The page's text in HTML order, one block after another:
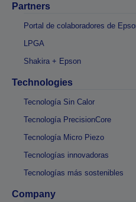
Partners
Portal de colaboradores de
LPGA
Shakira + Epson
Technologies
Tecnología Sin Calor
Tecnología PrecisionCore
Tecnología Micro Piezo
Tecnologías innovadoras
Tecnologías más sostenibles
Company